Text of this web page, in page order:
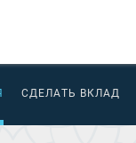
СДЕЛАТЬ ВКЛАД